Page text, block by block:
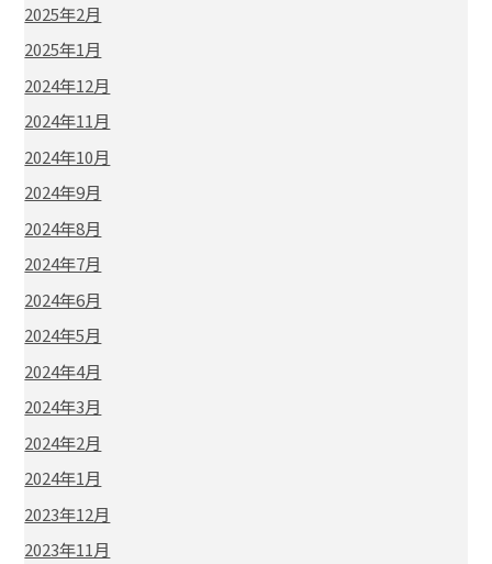
2025年2月
2025年1月
2024年12月
2024年11月
2024年10月
2024年9月
2024年8月
2024年7月
2024年6月
2024年5月
2024年4月
2024年3月
2024年2月
2024年1月
2023年12月
2023年11月